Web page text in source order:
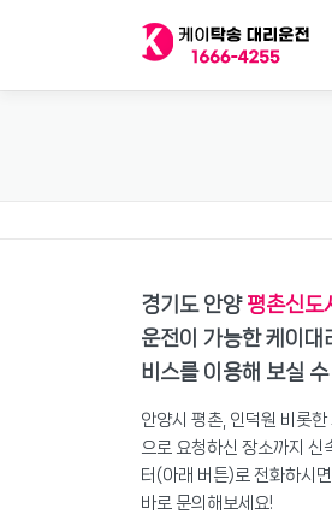
로
경기도 안양 평촌신도
운전이 가능한 케이
비스를 이용해 보실
안양시 평촌, 인덕원 비롯
으로 요청하신 장소까지
터(아래 버튼)로 전화하시
바로 문의해보세요!